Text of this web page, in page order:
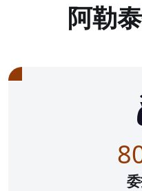
阿勒